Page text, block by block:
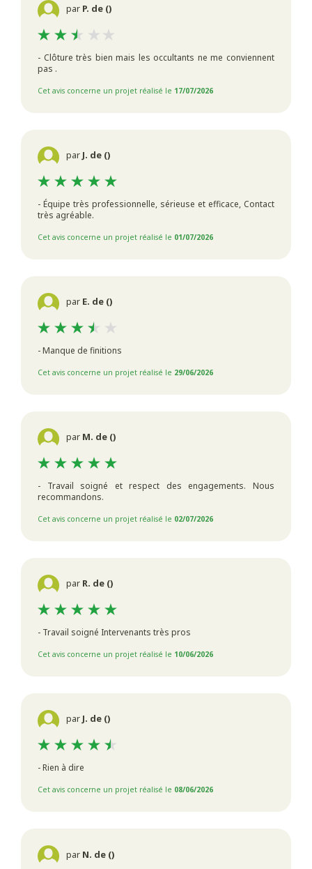
par P. de ()
- Clôture très bien mais les occultants ne me conviennent
pas .
Cet avis concerne un projet réalisé le 17/07/2026
par J. de ()
- Équipe très professionnelle, sérieuse et efficace, Contact
très agréable.
Cet avis concerne un projet réalisé le 01/07/2026
par E. de ()
- Manque de finitions
Cet avis concerne un projet réalisé le 29/06/2026
par M. de ()
- Travail soigné et respect des engagements. Nous
recommandons.
Cet avis concerne un projet réalisé le 02/07/2026
par R. de ()
- Travail soigné Intervenants très pros
Cet avis concerne un projet réalisé le 10/06/2026
par J. de ()
- Rien à dire
Cet avis concerne un projet réalisé le 08/06/2026
par N. de ()